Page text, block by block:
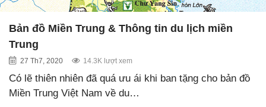
Bản đồ Miền Trung & Thông tin du lịch miền
Trung
27 Th7, 2020 14.3K lượt xem
Có lẽ thiên nhiên đã quá ưu ái khi ban tặng cho bản đồ
Miền Trung Việt Nam về du…